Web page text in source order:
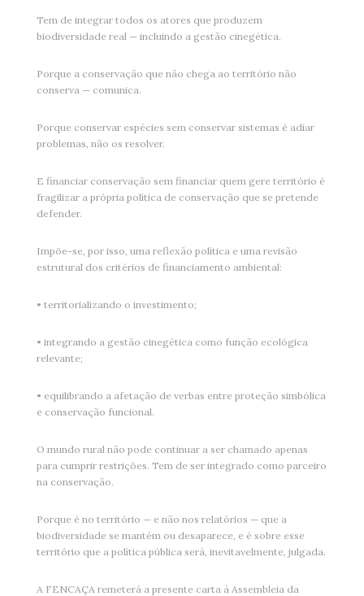
Tem de integrar todos os atores que produzem
biodiversidade real — incluindo a gestão cinegética.
Porque a conservação que não chega ao território não
conserva — comunica.
Porque conservar espécies sem conservar sistemas é adiar
problemas, não os resolver.
E financiar conservação sem financiar quem gere território é
fragilizar a própria política de conservação que se pretende
defender.
Impõe-se, por isso, uma reflexão política e uma revisão
estrutural dos critérios de financiamento ambiental:
• territorializando o investimento;
• integrando a gestão cinegética como função ecológica
relevante;
• equilibrando a afetação de verbas entre proteção simbólica
e conservação funcional.
O mundo rural não pode continuar a ser chamado apenas
para cumprir restrições. Tem de ser integrado como parceiro
na conservação.
Porque é no território — e não nos relatórios — que a
biodiversidade se mantém ou desaparece, e é sobre esse
território que a política pública será, inevitavelmente, julgada.
A FENCAÇA remeterá a presente carta à Assembleia da